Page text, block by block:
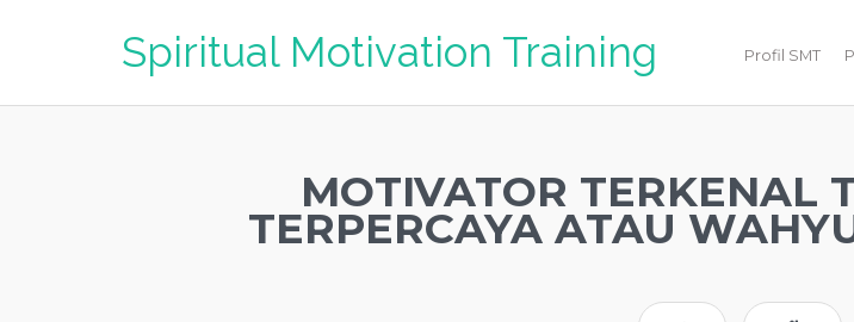
Spiritual Motivation Training Profil SMT
MOTIVATOR TERKENAL
TERPERCAYA ATAU